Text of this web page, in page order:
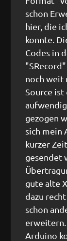
schon
hier, die
konnte.
Codes in
noch weit
Source ist
gezogen
sich mein
kurzer
gesendet
gute alte
dazu
schon
Arduino